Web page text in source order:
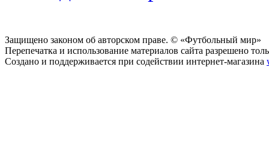
Защищено законом об авторском праве. © «Футбольный мир»
Перепечатка и использование материалов сайта разрешено
Создано и поддерживается при содействии интернет-магазина